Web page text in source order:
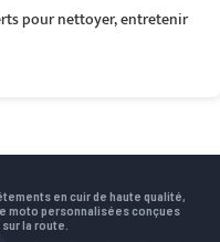
pour nettoyer, entretenir
en cuir de haute qualité,
moto personnalisées conçues
la route.